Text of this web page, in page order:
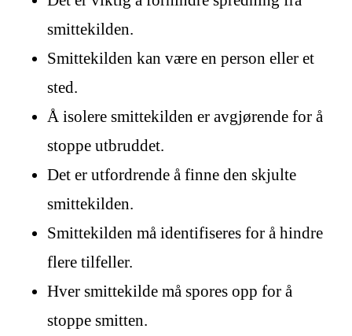
smittekilden.
Smittekilden kan være en person eller et
sted.
Å isolere smittekilden er avgjørende for å
stoppe utbruddet.
Det er utfordrende å finne den skjulte
smittekilden.
Smittekilden må identifiseres for å hindre
flere tilfeller.
Hver smittekilde må spores opp for å
stoppe smitten.